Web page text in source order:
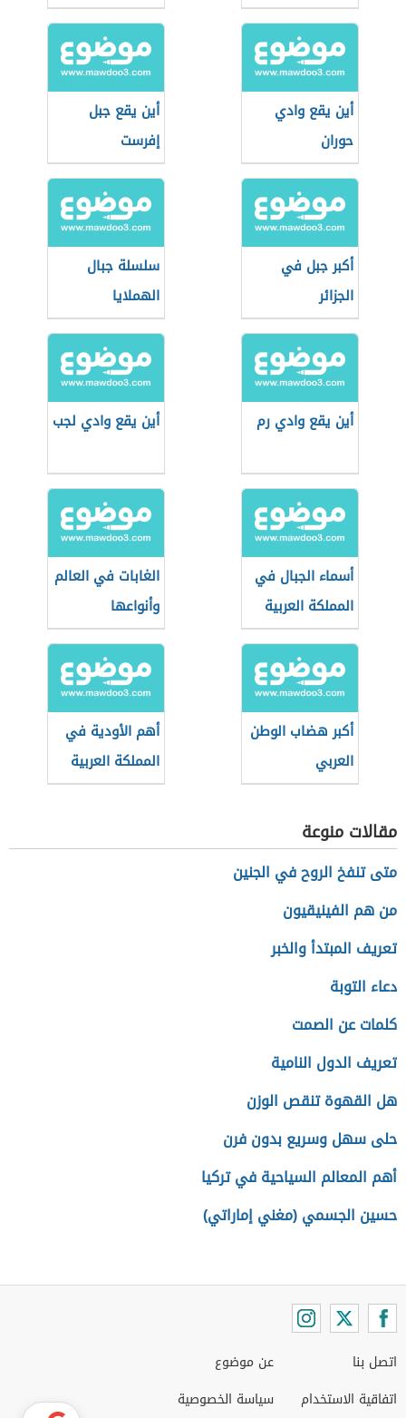
أين يقع وادي
حوران
أين يقع جبل
إفرست
أكبر جبل في
الجزائر
سلسلة جبال
الهملايا
أين يقع وادي رم أين يقع وادي لجب
أسماء الجبال في
المملكة العربية
السعودية
الغابات في العالم
وأنواعها
أكبر هضاب الوطن
العربي
أهم الأودية في
المملكة العربية
السعودية
مقالات منوعة
متى تنفخ الروح في الجنين
من هم الفينيقيون
تعريف المبتدأ والخبر
دعاء التوبة
كلمات عن الصمت
تعريف الدول النامية
هل القهوة تنقص الوزن
حلى سهل وسريع بدون فرن
أهم المعالم السياحية في تركيا
حسين الجسمي (مغني إماراتي)
اتصل بنا
اتفاقية الاستخدام
عن موضوع
سياسة الخصوصية